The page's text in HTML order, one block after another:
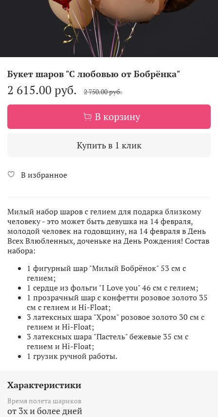
Букет шаров "С любовью от Бобрёнка"
2 615.00 руб. 2 750.00 руб.
В корзину
Купить в 1 клик
В избранное
Милый набор шаров с гелием для подарка близкому
человеку - это может быть девушка на 14 февраля,
молодой человек на годовщину, на 14 февраля в День
Всех Влюбленных, доченьке на День Рождения! Состав
набора:
1 фигурный шар "Милый Бобрёнок" 53 см с
гелием;
1 сердце из фольги "I Love you" 46 см с гелием;
1 прозрачный шар с конфетти розовое золото 35
см с гелием и Hi-Float;
3 латексных шара "Хром" розовое золото 30 см с
гелием и Hi-Float;
3 латексных шара "Пастель" бежевые 35 см с
гелием и Hi-Float;
1 грузик ручной работы.
Характеристики
Время полета шариков
от 3х и более дней